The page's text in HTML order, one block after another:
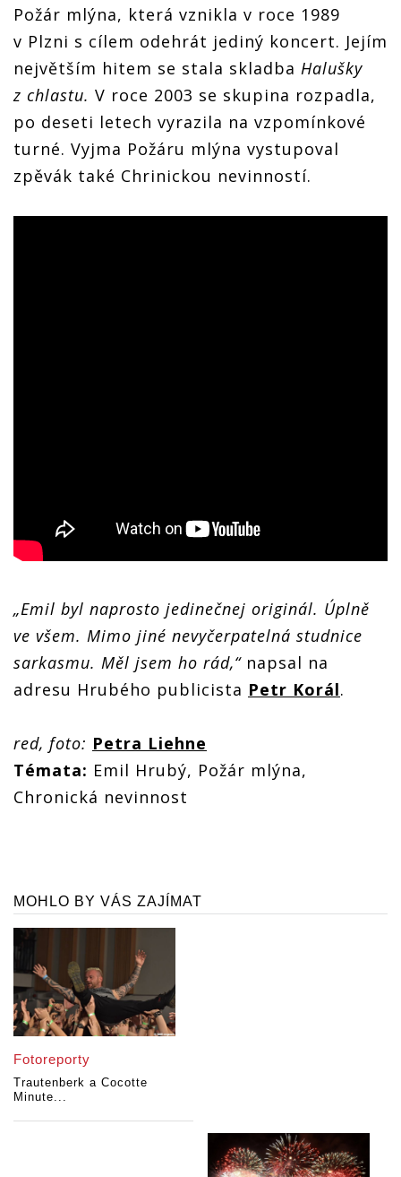
Požár mlýna, která vznikla v roce 1989
v Plzni s cílem odehrát jediný koncert. Jejím
největším hitem se stala skladba Halušky
z chlastu. V roce 2003 se skupina rozpadla,
po deseti letech vyrazila na vzpomínkové
turné. Vyjma Požáru mlýna vystupoval
zpěvák také Chrinickou nevinností.
„Emil byl naprosto jedinečnej originál. Úplně
ve všem. Mimo jiné nevyčerpatelná studnice
sarkasmu. Měl jsem ho rád,“napsal na
adresu Hrubého publicista Petr Korál.
red, foto: Petra Liehne
Témata: Emil Hrubý, Požár mlýna,
Chronická nevinnost
MOHLO BY VÁS ZAJÍMAT
Fotoreporty
Trautenberk a Cocotte
Minute...